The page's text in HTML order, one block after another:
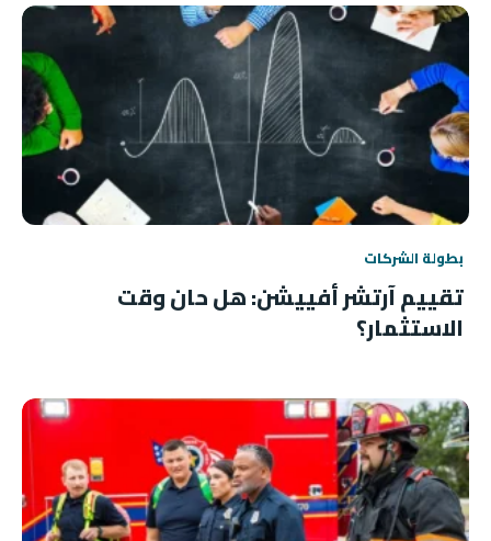
بطولة الشركات
تقييم آرتشر أفييشن: هل حان وقت
الاستثمار؟